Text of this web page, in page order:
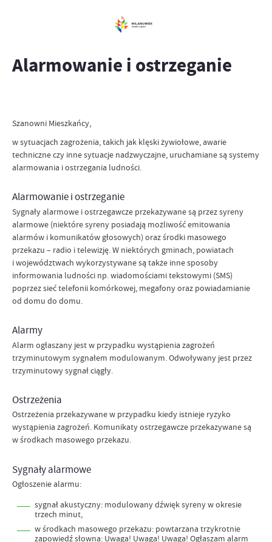
Alarmowanie i ostrzeganie
Szanowni Mieszkańcy,
w sytuacjach zagrożenia, takich jak klęski żywiołowe, awarie
techniczne czy inne sytuacje nadzwyczajne, uruchamiane są systemy
alarmowania i ostrzegania ludności.
Alarmowanie i ostrzeganie
Sygnały alarmowe i ostrzegawcze przekazywane są przez syreny
alarmowe (niektóre syreny posiadają możliwość emitowania
alarmów i komunikatów głosowych) oraz środki masowego
przekazu – radio i telewizję. W niektórych gminach, powiatach
i województwach wykorzystywane są także inne sposoby
informowania ludności np. wiadomościami tekstowymi (SMS)
poprzez sieć telefonii komórkowej, megafony oraz powiadamianie
od domu do domu.
Alarmy
Alarm ogłaszany jest w przypadku wystąpienia zagrożeń
trzyminutowym sygnałem modulowanym. Odwoływany jest przez
trzyminutowy sygnał ciągły.
Ostrzeżenia
Ostrzeżenia przekazywane w przypadku kiedy istnieje ryzyko
wystąpienia zagrożeń. Komunikaty ostrzegawcze przekazywane są
w środkach masowego przekazu.
Sygnały alarmowe
Ogłoszenie alarmu:
sygnał akustyczny: modulowany dźwięk syreny w okresie
trzech minut,
w środkach masowego przekazu: powtarzana trzykrotnie
zapowiedź słowna: Uwaga! Uwaga! Uwaga! Ogłaszam alarm